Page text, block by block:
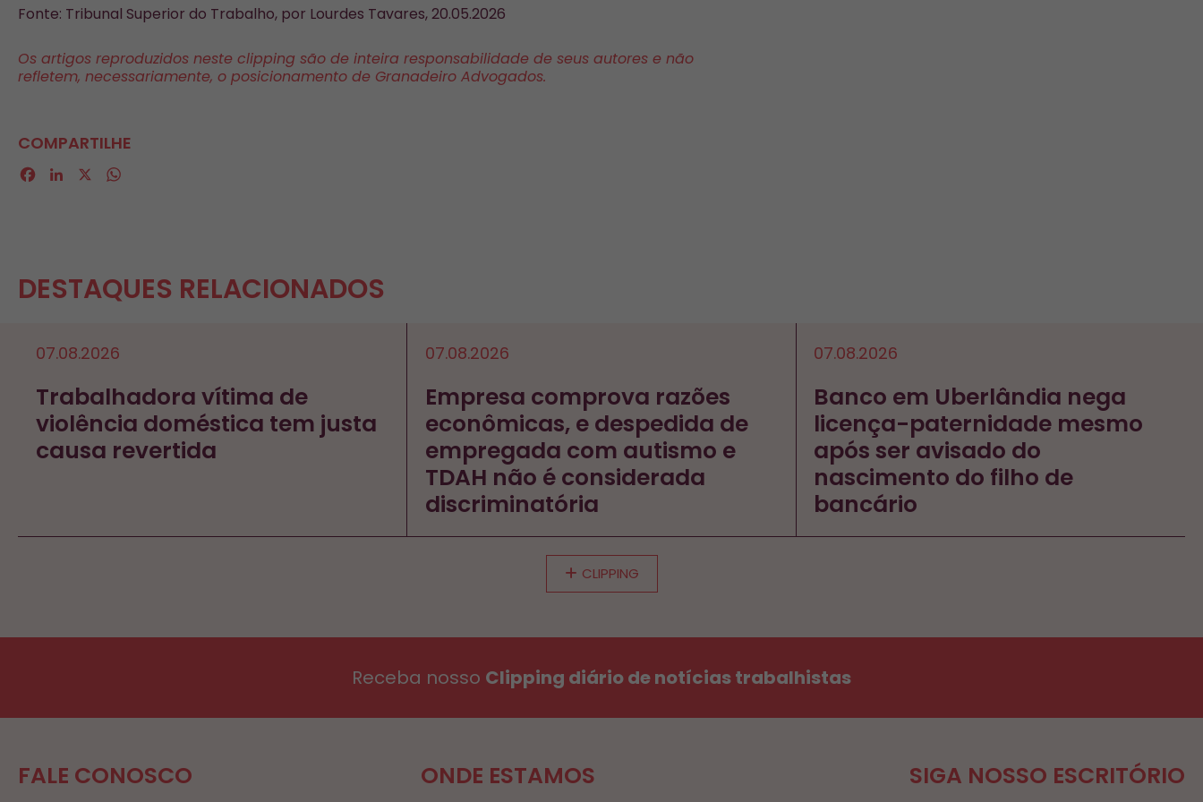
Fonte: Tribunal Superior do Trabalho, por Lourdes Tavares, 20.05.2026
Os artigos reproduzidos neste clipping são de inteira responsabilidade de seus autores e não
refletem, necessariamente, o posicionamento de Granadeiro Advogados.
COMPARTILHE
Facebook
LinkedIn
DESTAQUES RELACIONADOS
07.08.2026
Trabalhadora vítima de
violência doméstica tem justa
causa revertida
07.08.2026
Empresa comprova razões
econômicas, e despedida de
empregada com autismo e
TDAH não é considerada
discriminatória
07.08.2026
Banco em Uberlândia nega
licença-paternidade mesmo
após ser avisado do
nascimento do filho de
bancário
CLIPPING
Receba nosso Clipping diário de notícias trabalhistas
FALE CONOSCO ONDE ESTAMOS SIGA NOSSO ESCRITÓRIO